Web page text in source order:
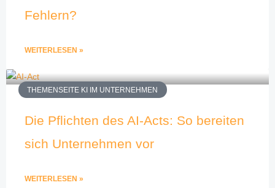
Fehlern?
WEITERLESEN »
THEMENSEITE KI IM UNTERNEHMEN
Die Pflichten des AI-Acts: So bereiten
sich Unternehmen vor
WEITERLESEN »